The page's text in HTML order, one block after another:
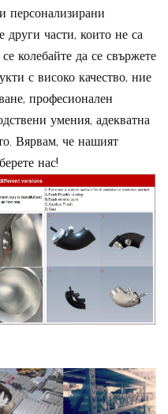
персонализирани
части, които не са
колебайте да се свържете
с високо качество, ние
професионален
умения, адекватна
Вярвам, че нашият
нас!